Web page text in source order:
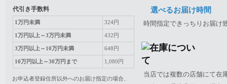
代引き手数料
1万円未満 324円
1万円以上～3万円未満 432円
3万円以上～10万円未満 648円
10万円以上～30万円まで 1,080円
お申込者登録住所以外へのお届け指定の場合、
選べるお届け時間
時間指定できっちりお届け
当店では複数の店舗にて在